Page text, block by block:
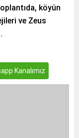
köyün
ve Zeus
Kanalımız